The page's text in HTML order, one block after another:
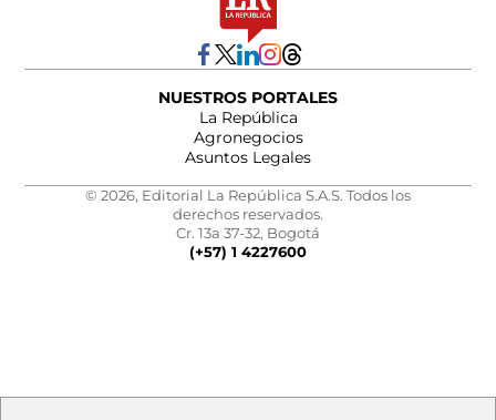
NUESTROS PORTALES
La República
Agronegocios
Asuntos Legales
© 2026, Editorial La República S.A.S. Todos los
derechos reservados.
Cr. 13a 37-32, Bogotá
(+57) 1 4227600